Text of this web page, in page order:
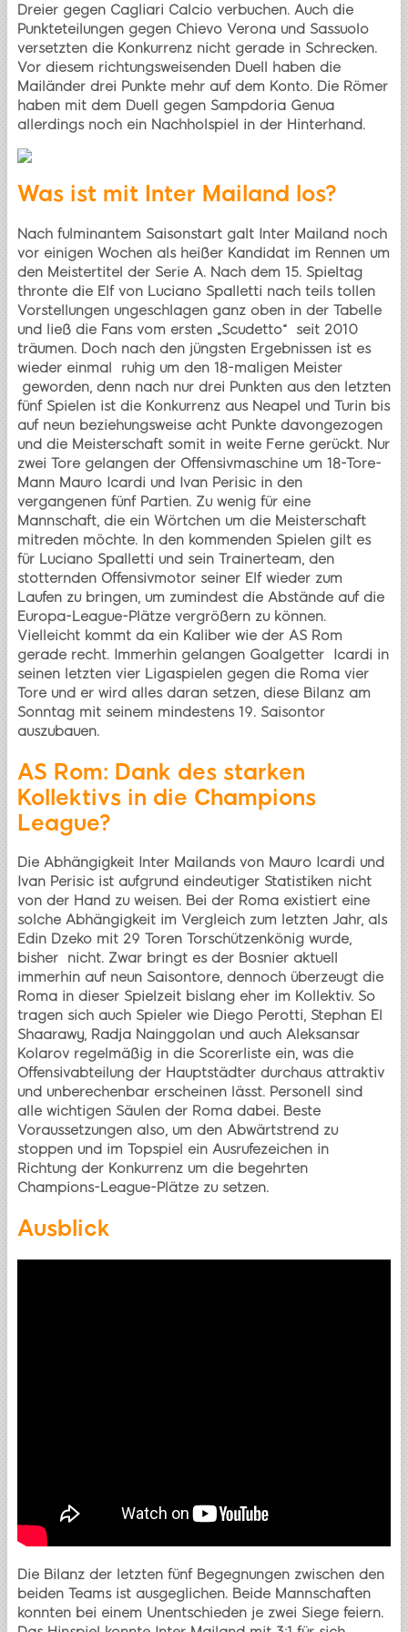
Dreier gegen Cagliari Calcio verbuchen. Auch die
Punkteteilungen gegen Chievo Verona und Sassuolo
versetzten die Konkurrenz nicht gerade in Schrecken.
Vor diesem richtungsweisenden Duell haben die
Mailänder drei Punkte mehr auf dem Konto. Die Römer
haben mit dem Duell gegen Sampdoria Genua
allerdings noch ein Nachholspiel in der Hinterhand.
Was ist mit Inter Mailand los?
Nach fulminantem Saisonstart galt Inter Mailand noch
vor einigen Wochen als heißer Kandidat im Rennen um
den Meistertitel der Serie A. Nach dem 15. Spieltag
thronte die Elf von Luciano Spalletti nach teils tollen
Vorstellungen ungeschlagen ganz oben in der Tabelle
und ließ die Fans vom ersten „Scudetto“ seit 2010
träumen. Doch nach den jüngsten Ergebnissen ist es
wieder einmal ruhig um den 18-maligen Meister
geworden, denn nach nur drei Punkten aus den letzten
fünf Spielen ist die Konkurrenz aus Neapel und Turin bis
auf neun beziehungsweise acht Punkte davongezogen
und die Meisterschaft somit in weite Ferne gerückt. Nur
zwei Tore gelangen der Offensivmaschine um 18-Tore-
Mann Mauro Icardi und Ivan Perisic in den
vergangenen fünf Partien. Zu wenig für eine
Mannschaft, die ein Wörtchen um die Meisterschaft
mitreden möchte. In den kommenden Spielen gilt es
für Luciano Spalletti und sein Trainerteam, den
stotternden Offensivmotor seiner Elf wieder zum
Laufen zu bringen, um zumindest die Abstände auf die
Europa-League-Plätze vergrößern zu können.
Vielleicht kommt da ein Kaliber wie der AS Rom
gerade recht. Immerhin gelangen Goalgetter Icardi in
seinen letzten vier Ligaspielen gegen die Roma vier
Tore und er wird alles daran setzen, diese Bilanz am
Sonntag mit seinem mindestens 19. Saisontor
auszubauen.
AS Rom: Dank des starken
Kollektivs in die Champions
League?
Die Abhängigkeit Inter Mailands von Mauro Icardi und
Ivan Perisic ist aufgrund eindeutiger Statistiken nicht
von der Hand zu weisen. Bei der Roma existiert eine
solche Abhängigkeit im Vergleich zum letzten Jahr, als
Edin Dzeko mit 29 Toren Torschützenkönig wurde,
bisher nicht. Zwar bringt es der Bosnier aktuell
immerhin auf neun Saisontore, dennoch überzeugt die
Roma in dieser Spielzeit bislang eher im Kollektiv. So
tragen sich auch Spieler wie Diego Perotti, Stephan El
Shaarawy, Radja Nainggolan und auch Aleksansar
Kolarov regelmäßig in die Scorerliste ein, was die
Offensivabteilung der Hauptstädter durchaus attraktiv
und unberechenbar erscheinen lässt. Personell sind
alle wichtigen Säulen der Roma dabei. Beste
Voraussetzungen also, um den Abwärtstrend zu
stoppen und im Topspiel ein Ausrufezeichen in
Richtung der Konkurrenz um die begehrten
Champions-League-Plätze zu setzen.
Ausblick
Die Bilanz der letzten fünf Begegnungen zwischen den
beiden Teams ist ausgeglichen. Beide Mannschaften
konnten bei einem Unentschieden je zwei Siege feiern.